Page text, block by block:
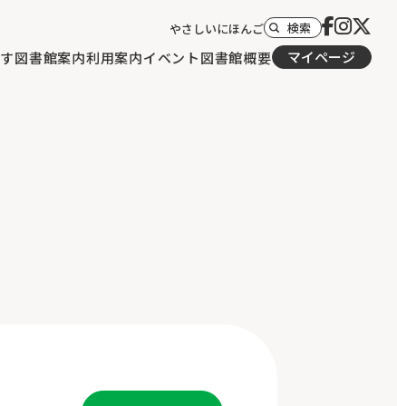
図書館案内利用案内イベント図書館概要 マイページ
やさしいにほんご 検索